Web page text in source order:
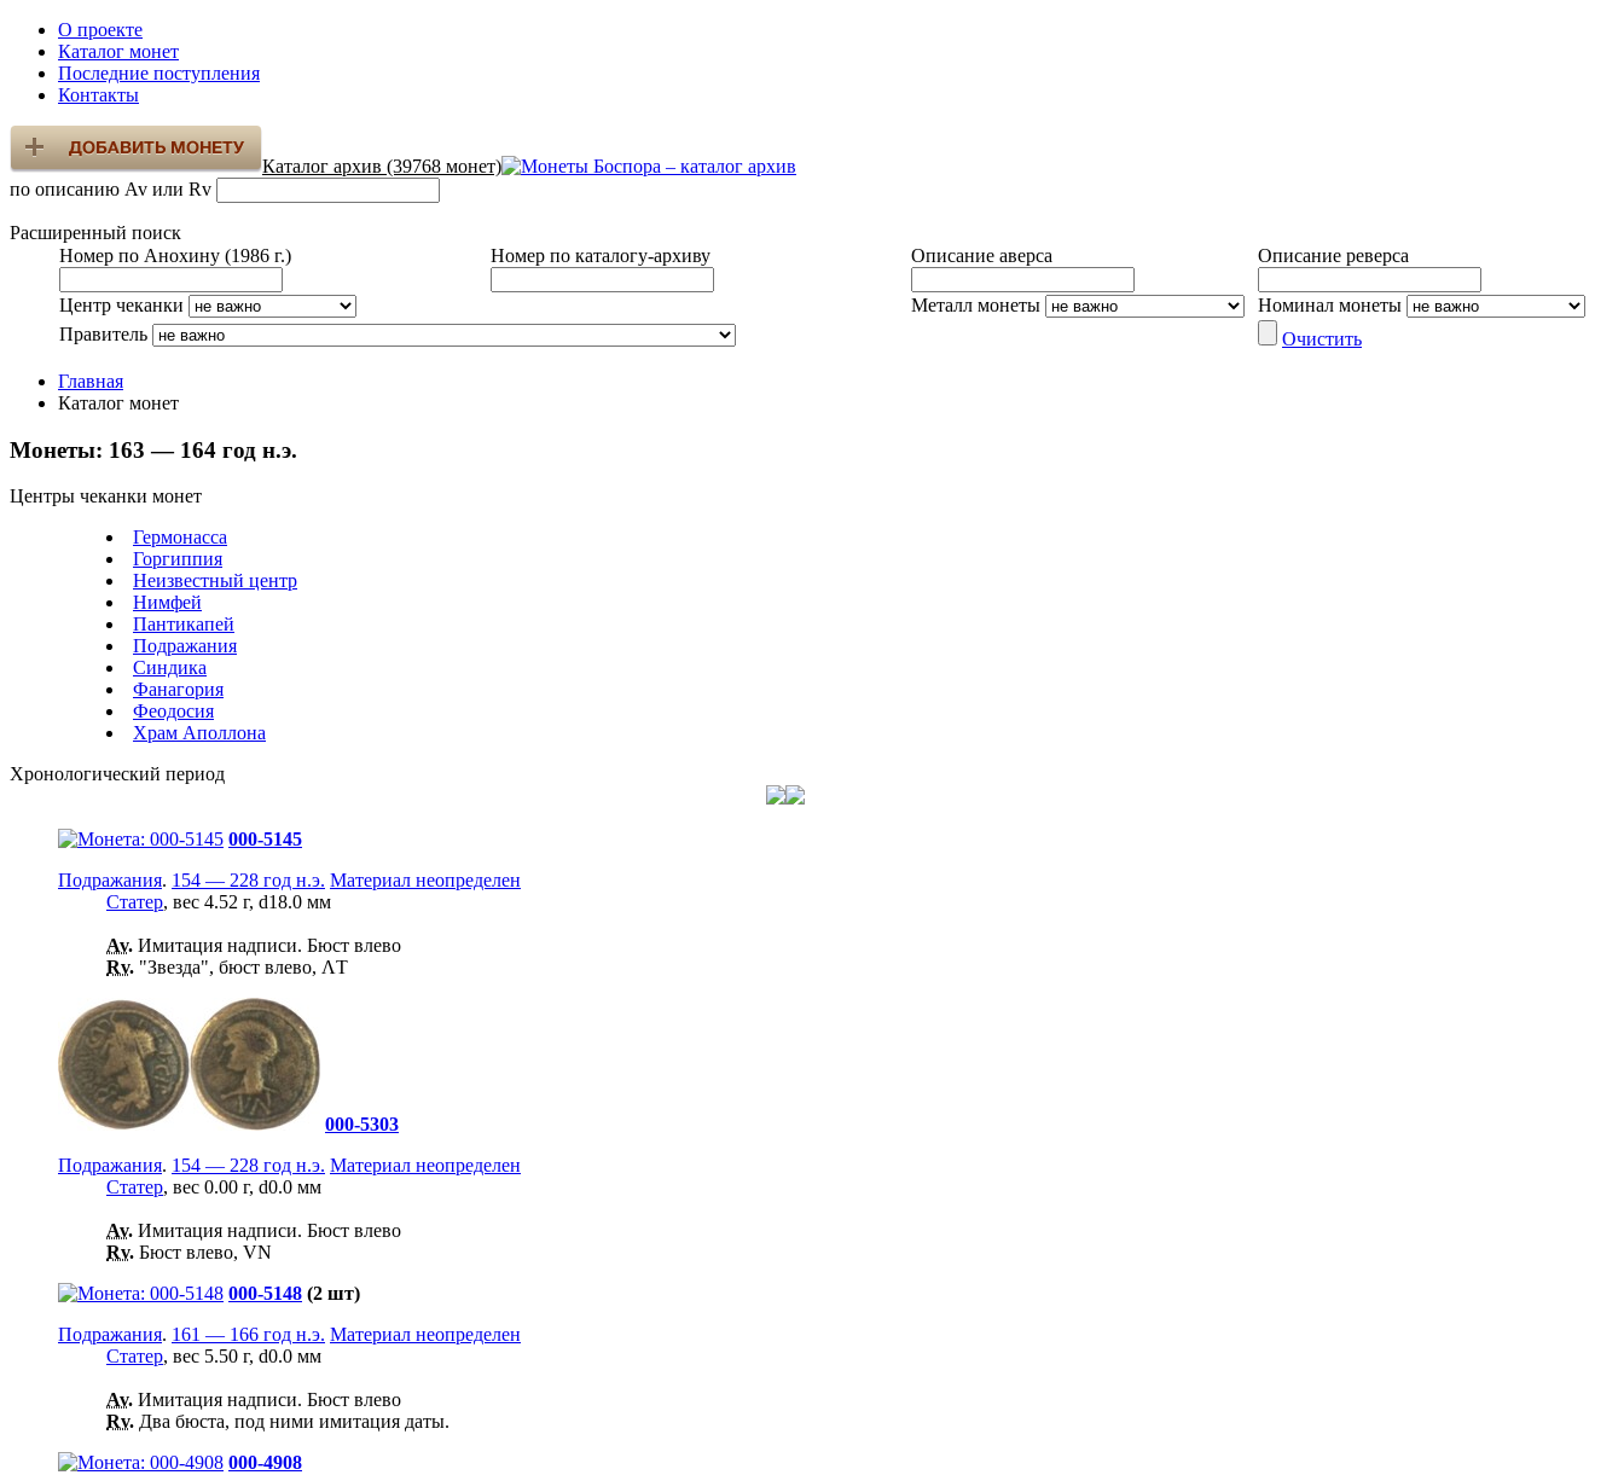
О проекте
Каталог монет
Последние поступления
Контакты
Каталог архив (39768 монет)
по описанию Av или Rv
Расширенный поиск
Номер по Анохину (1986 г.)
Номер по каталогу-архиву Описание аверса Описание реверса
Центр чеканки Металл монеты
Номинал монеты
Правитель
Очистить
Главная
Каталог монет
Монеты: 163 — 164 год н.э.
Центры чеканки монет
Гермонасса
Горгиппия
Неизвестный центр
Нимфей
Пантикапей
Подражания
Синдика
Фанагория
Феодосия
Храм Аполлона
Хронологический период
000-5145
Подражания. 154 — 228 год н.э. Материал неопределен
Статер, вес 4.52 г, d18.0 мм
Av. Имитация надписи. Бюст влево
Rv. "Звезда", бюст влево, ΛТ
000-5303
Подражания. 154 — 228 год н.э. Материал неопределен
Статер, вес 0.00 г, d0.0 мм
Av. Имитация надписи. Бюст влево
Rv. Бюст влево, VN
000-5148 (2 шт)
Подражания. 161 — 166 год н.э. Материал неопределен
Статер, вес 5.50 г, d0.0 мм
Av. Имитация надписи. Бюст влево
Rv. Два бюста, под ними имитация даты.
000-4908